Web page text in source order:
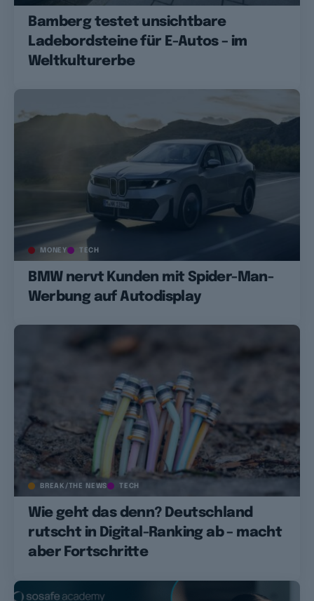
Bamberg testet unsichtbare
Ladebordsteine für E-Autos – im
Weltkulturerbe
MONEY TECH
BMW nervt Kunden mit Spider-Man-
Werbung auf Autodisplay
BREAK/THE NEWS TECH
Wie geht das denn? Deutschland
rutscht in Digital-Ranking ab – macht
aber Fortschritte